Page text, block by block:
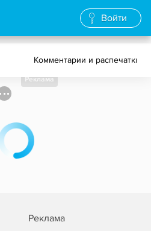
Войти
Комментарии и распечатки
Реклама
Реклама